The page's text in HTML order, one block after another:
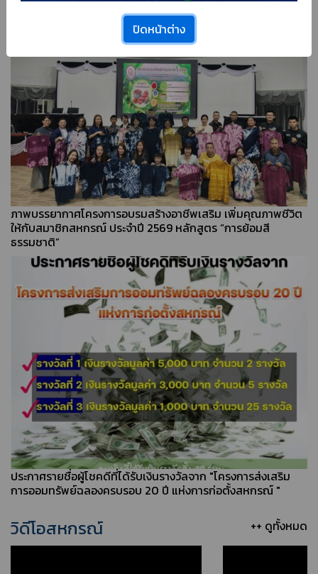
ภาพบรรยากาศโครงการอบรมสร้างอาชีพเสริม เพิ่มคุณภาพชีวิต
ให้กับสมาชิกสหกรณ์ ประจำปี 2569 หลักสูตร “การย้อมสี
ธรรมชาติ”
ประกาศรายชื่อผู้โชคดีที่ได้รับเงินรางวัลจาก "โครงการส่งเสริม
การออมทรัพย์ฉลองครบรอบ 20 ปี แห่งการก่อตั้งสหกรณ์ "
วิดีโอสหกรณ์ ++ ดูทั้งหมด
ปิดหน้าต่าง